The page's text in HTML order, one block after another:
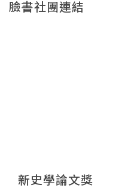
臉書社團連結
新史學論文獎